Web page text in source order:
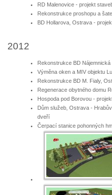
RD Malenovice - projekt
Rekonstrukce proshopu a
BD Hollarova, Ostrava -
2012
Rekonstrukce BD Nájemnická
Výměna oken a MIV objektu
Rekonstrukce BD M. Fialy,
Regenerace obytného domu
Hospoda pod Borovou -
Dům služeb, Ostrava -
dveří
Čerpací stanice pohonných